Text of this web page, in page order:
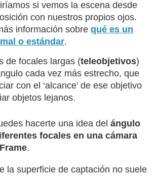
si vemos la escena desde
con nuestros propios ojos.
información sobrequé es un
o estándar.
de focales largas (teleobjetivos)
cada vez más estrecho, que
con el ‘alcance’ de ese objetivo
objetos lejanos.
hacerte una idea delángulo
focales en una cámara
.
la superficie de captación no suele